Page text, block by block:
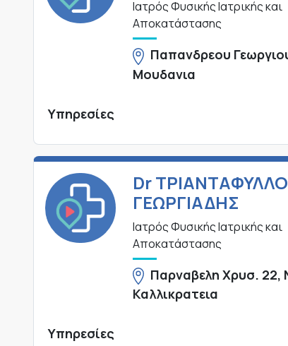
Ιατρός Φυσικής Ιατρικής και
Αποκατάστασης
Παπανδρεου
Μουδανια
Υπηρεσίες
Dr
ΓΕΩΡΓΙΑΔΗΣ
Ιατρός Φυσικής Ιατρικής και
Αποκατάστασης
Παρναβελη Χρυσ. 22,
Καλλικρατεια
Υπηρεσίες